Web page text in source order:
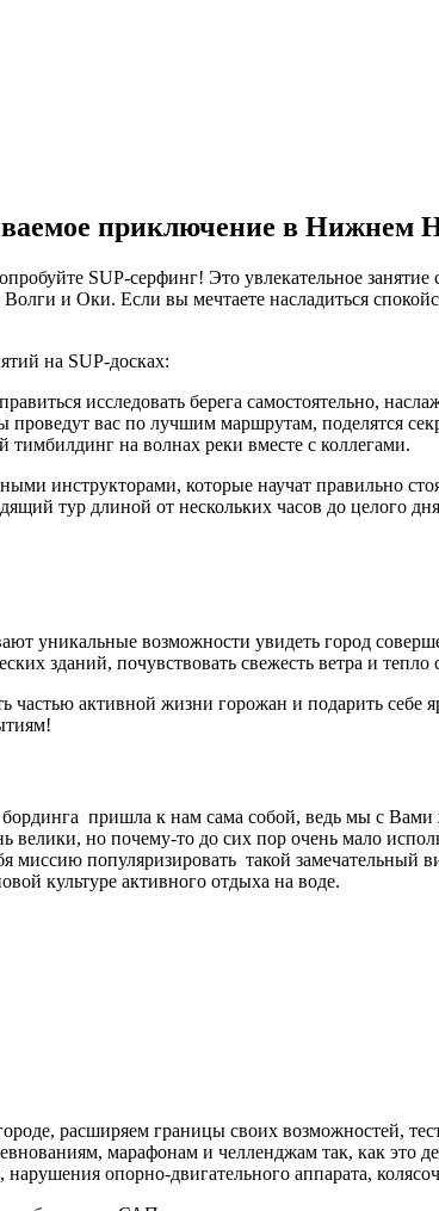
приключение в Нижнем
SUP-серфинг! Это увлекательное
и Оки. Если вы мечтаете насладиться
на SUP-досках:
исследовать берега самостоятельно,
вас по лучшим маршрутам, поделятся
на волнах реки вместе с коллегами.
инструкторами, которые научат правильно
тур длиной от нескольких часов до целого
уникальные возможности увидеть город
зданий, почувствовать свежесть ветра и
частью активной жизни горожан и подарить себе
пришла к нам сама собой, ведь мы с
но почему-то до сих пор очень мало
миссию популяризировать такой замечательный
культуре активного отдыха на воде.
расширяем границы своих возможностей,
марафонам и челленджам так, как
опорно-двигательного аппарата,